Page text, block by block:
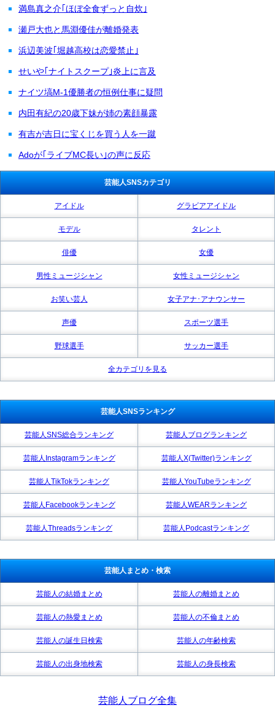
満島真之介｢ほぼ全食ずっと自炊｣
瀬戸大也と馬淵優佳が離婚発表
浜辺美波｢堀越高校は恋愛禁止｣
せいや｢ナイトスクープ｣炎上に言及
ナイツ塙M-1優勝者の恒例仕事に疑問
内田有紀の20歳下妹が姉の素顔暴露
有吉が吉日に宝くじを買う人を一蹴
Adoが｢ライブMC長い｣の声に反応
芸能人SNSカテゴリ
アイドル グラビアアイドル
モデル タレント
俳優 女優
男性ミュージシャン 女性ミュージシャン
お笑い芸人 女子アナ･アナウンサー
声優 スポーツ選手
野球選手 サッカー選手
全カテゴリを見る
芸能人SNSランキング
芸能人SNS総合ランキング 芸能人ブログランキング
芸能人Instagramランキング 芸能人X(Twitter)ランキング
芸能人TikTokランキング 芸能人YouTubeランキング
芸能人Facebookランキング 芸能人WEARランキング
芸能人Threadsランキング 芸能人Podcastランキング
芸能人まとめ・検索
芸能人の結婚まとめ 芸能人の離婚まとめ
芸能人の熱愛まとめ 芸能人の不倫まとめ
芸能人の誕生日検索 芸能人の年齢検索
芸能人の出身地検索 芸能人の身長検索
芸能人ブログ全集